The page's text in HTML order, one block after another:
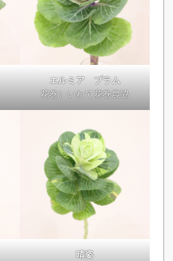
エルミア プラム
花巻）いわて花巻農協
晴姿